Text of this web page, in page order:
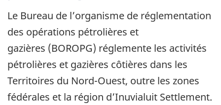
Le Bureau de l’organisme de réglementation
des opérations pétrolières et
gazières (BOROPG) réglemente les activités
pétrolières et gazières côtières dans les
Territoires du Nord-Ouest, outre les zones
fédérales et la région d’Inuvialuit Settlement.